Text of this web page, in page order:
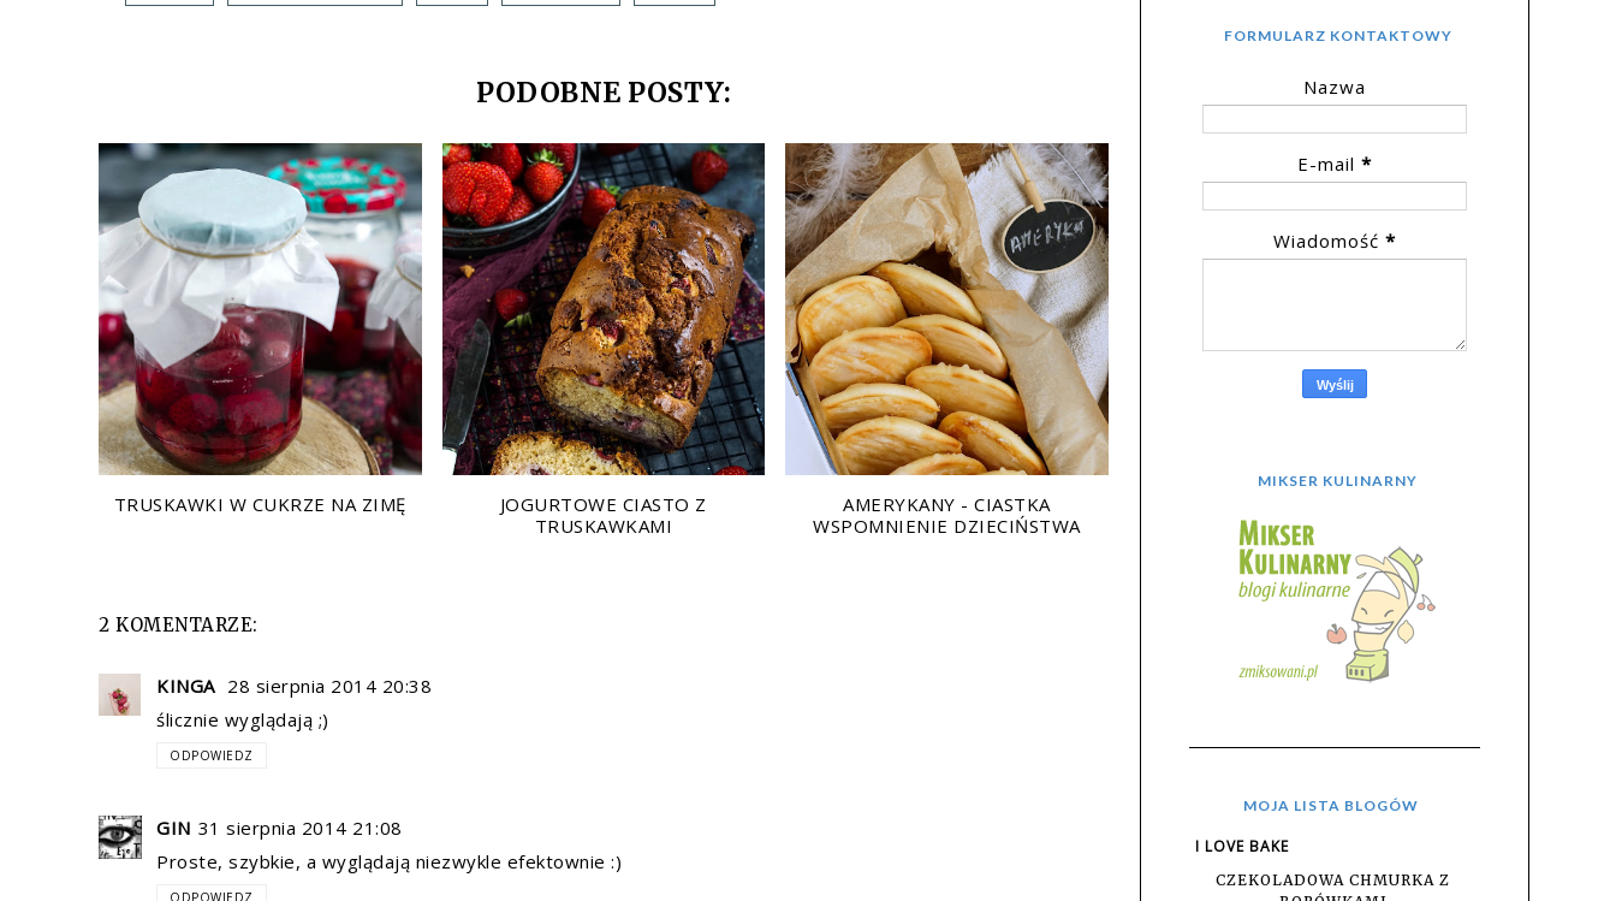
PODOBNE POSTY:
TRUSKAWKI W CUKRZE NA ZIMĘ
JOGURTOWE CIASTO Z
TRUSKAWKAMI
AMERYKANY - CIASTKA
WSPOMNIENIE DZIECIŃSTWA
2 KOMENTARZE:
KINGA 28 sierpnia 2014 20:38
ślicznie wyglądają ;)
ODPOWIEDZ
GIN 31 sierpnia 2014 21:08
Proste, szybkie, a wyglądają niezwykle efektownie :)
FORMULARZ KONTAKTOWY
Nazwa
E-mail *
Wiadomość *
MIKSER KULINARNY
MOJA LISTA BLOGÓW
I LOVE BAKE
CZEKOLADOWA CHMURKA Z